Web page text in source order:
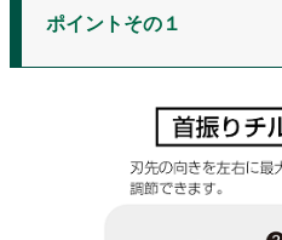
ポイントその１